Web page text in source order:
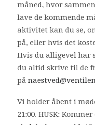
måned, hvor
lave de kommende
aktivitet kan du se,
på, eller hvis det
Hvis du alligevel har
du altid skrive til de
på
Vi holder åbent i
21:00. HUSK: